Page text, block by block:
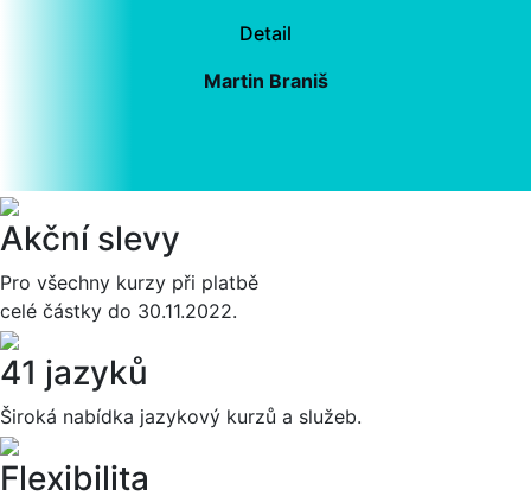
Detail
Martin Braniš
Akční slevy
Pro všechny kurzy při platbě
celé částky do 30.11.2022.
41 jazyků
Široká nabídka jazykový kurzů a služeb.
Flexibilita